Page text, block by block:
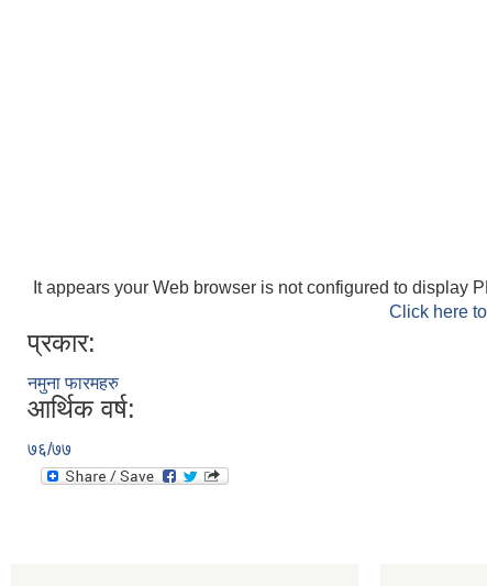
It appears your Web browser is not configured to display
Click here
प्रकार:
नमुना फारमहरु
आर्थिक वर्ष:
७६/७७